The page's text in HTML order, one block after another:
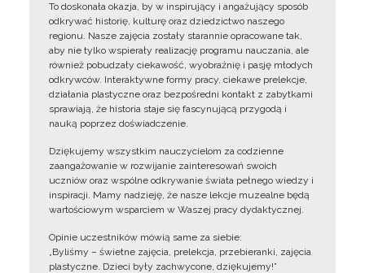
To doskonała okazja, by w inspirujący i angażujący sposób
odkrywać historię, kulturę oraz dziedzictwo naszego
regionu. Nasze zajęcia zostały starannie opracowane tak,
aby nie tylko wspierały realizację programu nauczania, ale
również pobudzały ciekawość, wyobraźnię i pasję młodych
odkrywców. Interaktywne formy pracy, ciekawe prelekcje,
działania plastyczne oraz bezpośredni kontakt z zabytkami
sprawiają, że historia staje się fascynującą przygodą i
nauką poprzez doświadczenie.
Dziękujemy wszystkim nauczycielom za codzienne
zaangażowanie w rozwijanie zainteresowań swoich
uczniów oraz wspólne odkrywanie świata pełnego wiedzy i
inspiracji. Mamy nadzieję, że nasze lekcje muzealne będą
wartościowym wsparciem w Waszej pracy dydaktycznej.
Opinie uczestników mówią same za siebie:
„Byliśmy – świetne zajęcia, prelekcja, przebieranki, zajęcia
plastyczne. Dzieci były zachwycone, dziękujemy!”